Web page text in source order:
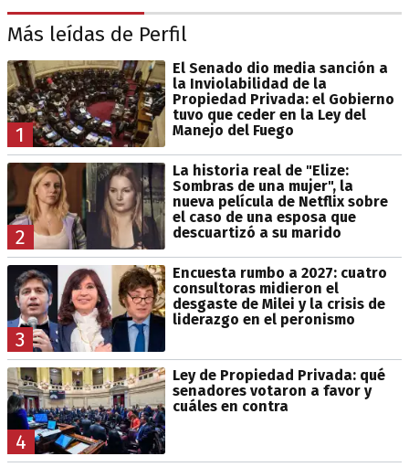
Más leídas de Perfil
1
El Senado dio media sanción a
la Inviolabilidad de la
Propiedad Privada: el Gobierno
tuvo que ceder en la Ley del
Manejo del Fuego
2
La historia real de "Elize:
Sombras de una mujer", la
nueva película de Netflix sobre
el caso de una esposa que
descuartizó a su marido
3
Encuesta rumbo a 2027: cuatro
consultoras midieron el
desgaste de Milei y la crisis de
liderazgo en el peronismo
4
Ley de Propiedad Privada: qué
senadores votaron a favor y
cuáles en contra